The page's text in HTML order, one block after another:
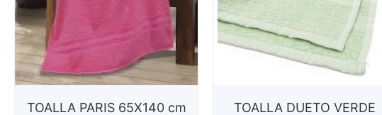
TOALLA PARIS 65X140 cm
TOALLA DUETO VERDE